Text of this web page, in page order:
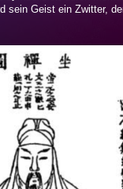
sein Geist ein Zwitter,